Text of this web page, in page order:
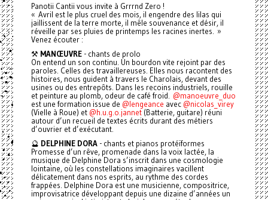
Panotii Cantii vous invite à Grrrnd Zero !
« Avril est le plus cruel des mois, il engendre des lilas qui
jaillissent de la terre morte, il mêle souvenance et désir, il
réveille par ses pluies de printemps les racines inertes. »
Venez écouter :
⚒️ MANŒUVRE- chants de prolo
On entend un son continu. Un bourdon vite rejoint par des
paroles. Celles des travaillereuses. Elles nous racontent des
histoires, nous guident à travers le Charolais, devant des
usines ou des entrepôts. Dans les recoins industriels, rouille
et peinture au plomb, odeur de café froid. @manoeuvre_duo
est une formation issue de @lengeance avec @nicolas_virey
(Vielle à Roue) et @h.u.g.o.jannet(Batterie, guitare) réuni
autour d’un recueil de textes écrits durant des métiers
d’ouvrier et d’exécutant.
🔮 DELPHINE DORA- chants et pianos protéïformes
Promesse d’un rêve, promenade dans la voix lactée, la
musique de Delphine Dora s’inscrit dans une cosmologie
lointaine, où les constellations imaginaires vacillent
délicatement dans nos esprits, au rythme des cordes
frappées. Delphine Dora est une musicienne, compositrice,
improvisatrice développant depuis une dizaine d’années un